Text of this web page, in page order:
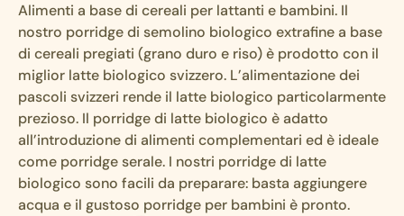
Alimenti a base di cereali per lattanti e bambini. Il
nostro porridge di semolino biologico extrafine a base
di cereali pregiati (grano duro e riso) è prodotto con il
miglior latte biologico svizzero. L’alimentazione dei
pascoli svizzeri rende il latte biologico particolarmente
prezioso. Il porridge di latte biologico è adatto
all’introduzione di alimenti complementari ed è ideale
come porridge serale. I nostri porridge di latte
biologico sono facili da preparare: basta aggiungere
acqua e il gustoso porridge per bambini è pronto.